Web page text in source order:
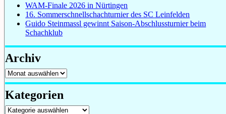
WAM-Finale 2026 in Nürtingen
16. Sommerschnellschachturnier des SC Leinfelden
Guido Steinmassl gewinnt Saison-Abschlussturnier beim
Schachklub
Archiv
Archiv
Kategorien
Kategorien